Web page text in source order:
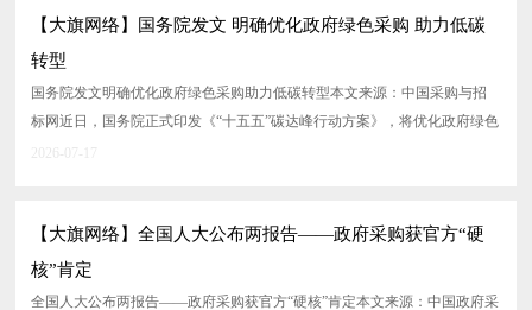
【大旗网络】国务院发文 明确优化政府绿色采购 助力低碳
转型
国务院发文明确优化政府绿色采购助力低碳转型本文来源：中国采购与招
标网近日，国务院正式印发《“十五五”碳达峰行动方案》，将优化政府绿色
采购政策、扩大绿色产品采购...
2026-07-17
【大旗网络】全国人大公布两报告——政府采购获官方“硬
核”肯定
全国人大公布两报告——政府采购获官方“硬核”肯定本文来源：中国政府采